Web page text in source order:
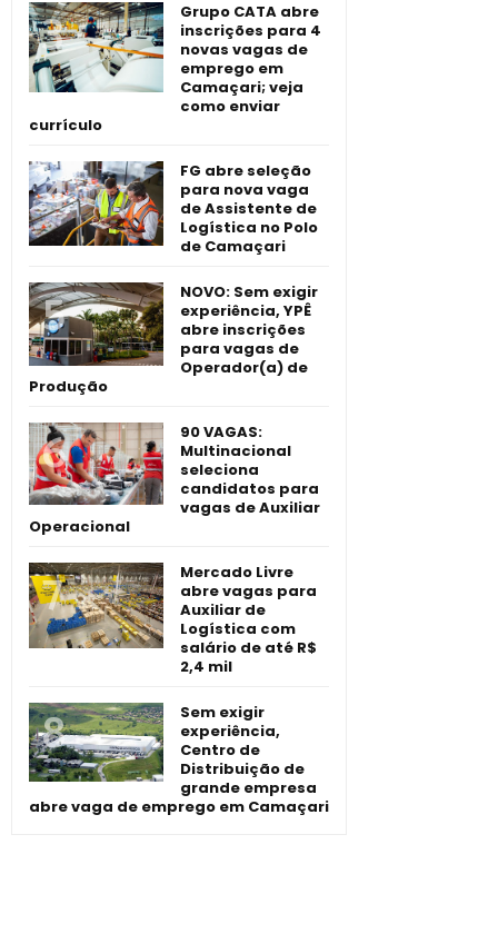
Grupo CATA abre
inscrições para 4
novas vagas de
emprego em
Camaçari; veja
como enviar
currículo
FG abre seleção
para nova vaga
de Assistente de
Logística no Polo
de Camaçari
NOVO: Sem exigir
experiência, YPÊ
abre inscrições
para vagas de
Operador(a) de
Produção
90 VAGAS:
Multinacional
seleciona
candidatos para
vagas de Auxiliar
Operacional
Mercado Livre
abre vagas para
Auxiliar de
Logística com
salário de até R$
2,4 mil
Sem exigir
experiência,
Centro de
Distribuição de
grande empresa
abre vaga de emprego em Camaçari